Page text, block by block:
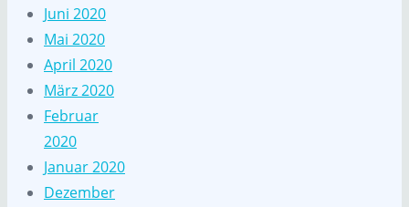
Juni 2020
Mai 2020
April 2020
März 2020
Februar
2020
Januar 2020
Dezember